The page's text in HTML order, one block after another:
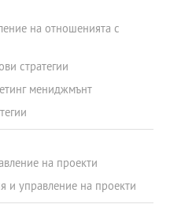
на отношенията с
стратегии
мениджмънт
на проекти
и управление на проекти